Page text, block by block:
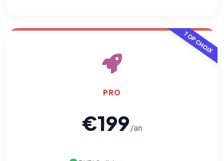
TOP CHOIX
PRO
€199/an